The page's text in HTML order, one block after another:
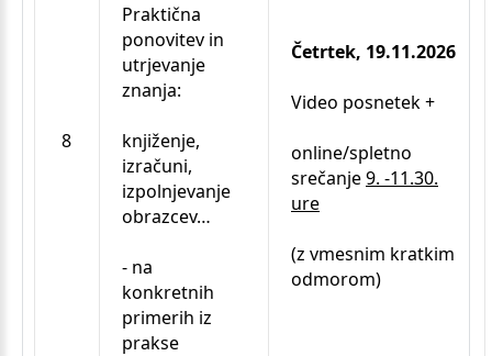
8
Praktična
ponovitev in
utrjevanje
znanja:
knjiženje,
izračuni,
izpolnjevanje
obrazcev…
- na
konkretnih
primerih iz
prakse
Četrtek, 19.11.2026
Video posnetek +
online/spletno
srečanje9. -11.30.
ure
(z vmesnim kratkim
odmorom)